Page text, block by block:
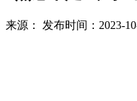
来源： 发布时间：2023-